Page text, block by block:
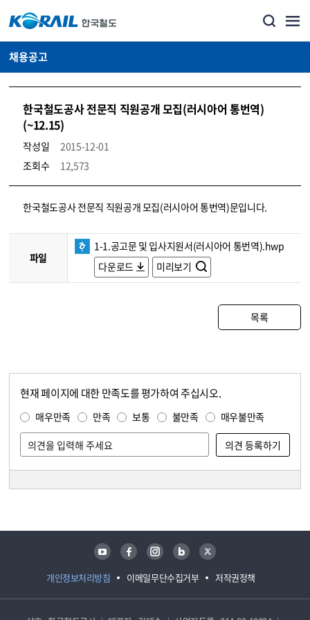
채용공고
한국철도공사 전문직 직원공개 모집(러시아어 통번역)
(~12.15)
작성일
2015-12-01
조회수
12,573
코레일소개_경영공시_채용공고 상세보기 – 내용, 파일, 담당자 연락처로 구성
한국철도공사 전문직 직원공개 모집(러시아어 통번역)문입니다.
파일
1-1.공고문 및 입사지원서(러시아어 통번역).hwp
다운로드
미리보기
목록
현재 페이지에 대한 만족도를 평가하여 주십시오.
매우만족 만족 보통 불만족 매우불만족
개인정보처리방침 이메일무단수집거부 저작권정책
유튜브 페이스북 인스타그램 블로그 트위터